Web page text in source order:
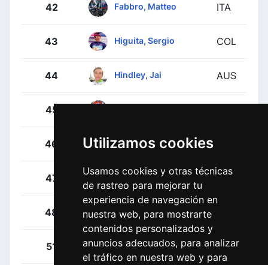
Utilizamos cookies
Usamos cookies y otras técnicas
de rastreo para mejorar tu
experiencia de navegación en
nuestra web, para mostrarte
contenidos personalizados y
anuncios adecuados, para analizar
el tráfico en nuestra web y para
42 Fabbro, Matteo ITA
43 Higuita, Sergio COL
44 Hindley, Jai AUS
45
46 Koch, Jonas
47 Mullen, Ryan IRL
48 Van Poppel, Danny
51 Herrada, Jesús ESP